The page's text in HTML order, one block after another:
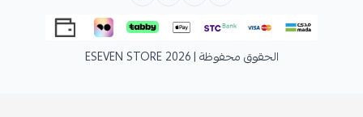
الحقوق محفوظة | 2026 ESEVEN STORE